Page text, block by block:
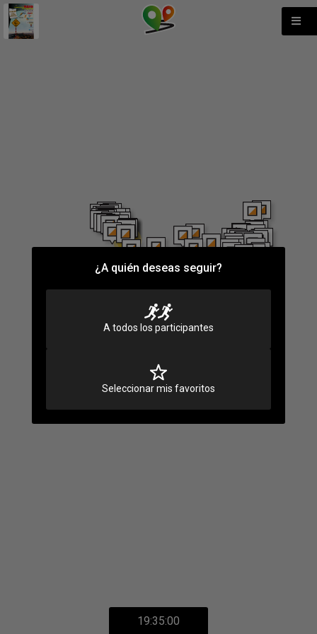
¿A quién deseas seguir?
A todos los participantes
Seleccionar mis favoritos
3
12
19:35:00